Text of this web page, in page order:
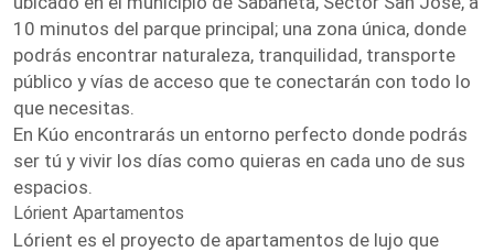
10 minutos del parque principal; una zona única, donde
podrás encontrar naturaleza, tranquilidad, transporte
público y vías de acceso que te conectarán con todo lo
que necesitas.
En Kúo encontrarás un entorno perfecto donde podrás
ser tú y vivir los días como quieras en cada uno de sus
espacios.
Lórient Apartamentos
Lórient es el proyecto de apartamentos de lujo que